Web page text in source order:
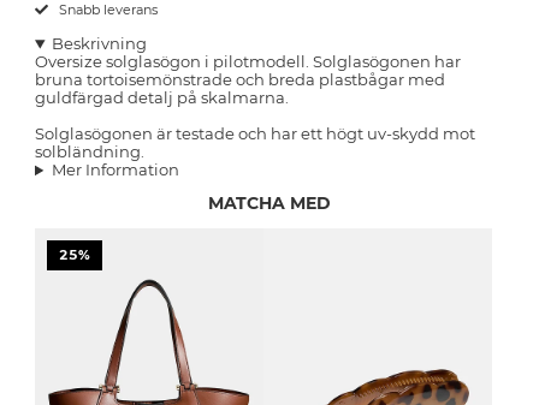
Snabb leverans
Beskrivning
Oversize solglasögon i pilotmodell. Solglasögonen har
bruna tortoisemönstrade och breda plastbågar med
guldfärgad detalj på skalmarna.
Solglasögonen är testade och har ett högt uv-skydd mot
solbländning.
Mer Information
MATCHA MED
25%